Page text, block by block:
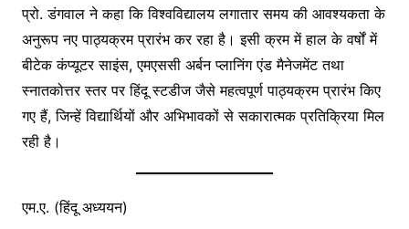
प्रो. डंगवाल ने कहा कि विश्वविद्यालय लगातार समय की आवश्यकता के
अनुरूप नए पाठ्यक्रम प्रारंभ कर रहा है। इसी क्रम में हाल के वर्षों में
बीटेक कंप्यूटर साइंस, एमएससी अर्बन प्लानिंग एंड मैनेजमेंट तथा
स्नातकोत्तर स्तर पर हिंदू स्टडीज जैसे महत्वपूर्ण पाठ्यक्रम प्रारंभ किए
गए हैं, जिन्हें विद्यार्थियों और अभिभावकों से सकारात्मक प्रतिक्रिया मिल
रही है।
एम.ए. (हिंदू अध्ययन)